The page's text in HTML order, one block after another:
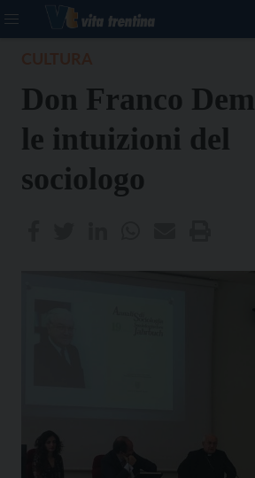
Don Franco
le intuizioni del
sociologo